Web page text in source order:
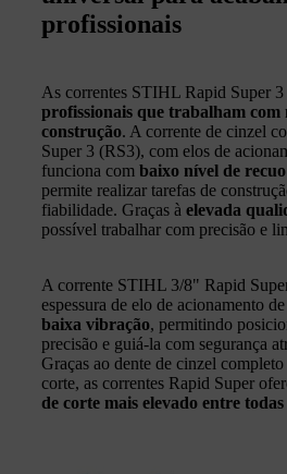
profissionais
As correntes STIHL Rapid Super 3
profissionais que trabalham com
construção. A corrente de cinzel
Super 3 (RS3), com elos de
funciona com baixo nível de
permite realizar tarefas de
fiabilidade. Graças à elevada
possível trabalhar com precisão e
A corrente STIHL 3/8" Rapid
espessura de elo de acionamento
baixa vibração, permitindo
precisão e guiá-la com segurança
Graças ao dente de cinzel
corte, as correntes Rapid Super
de corte mais elevado entre